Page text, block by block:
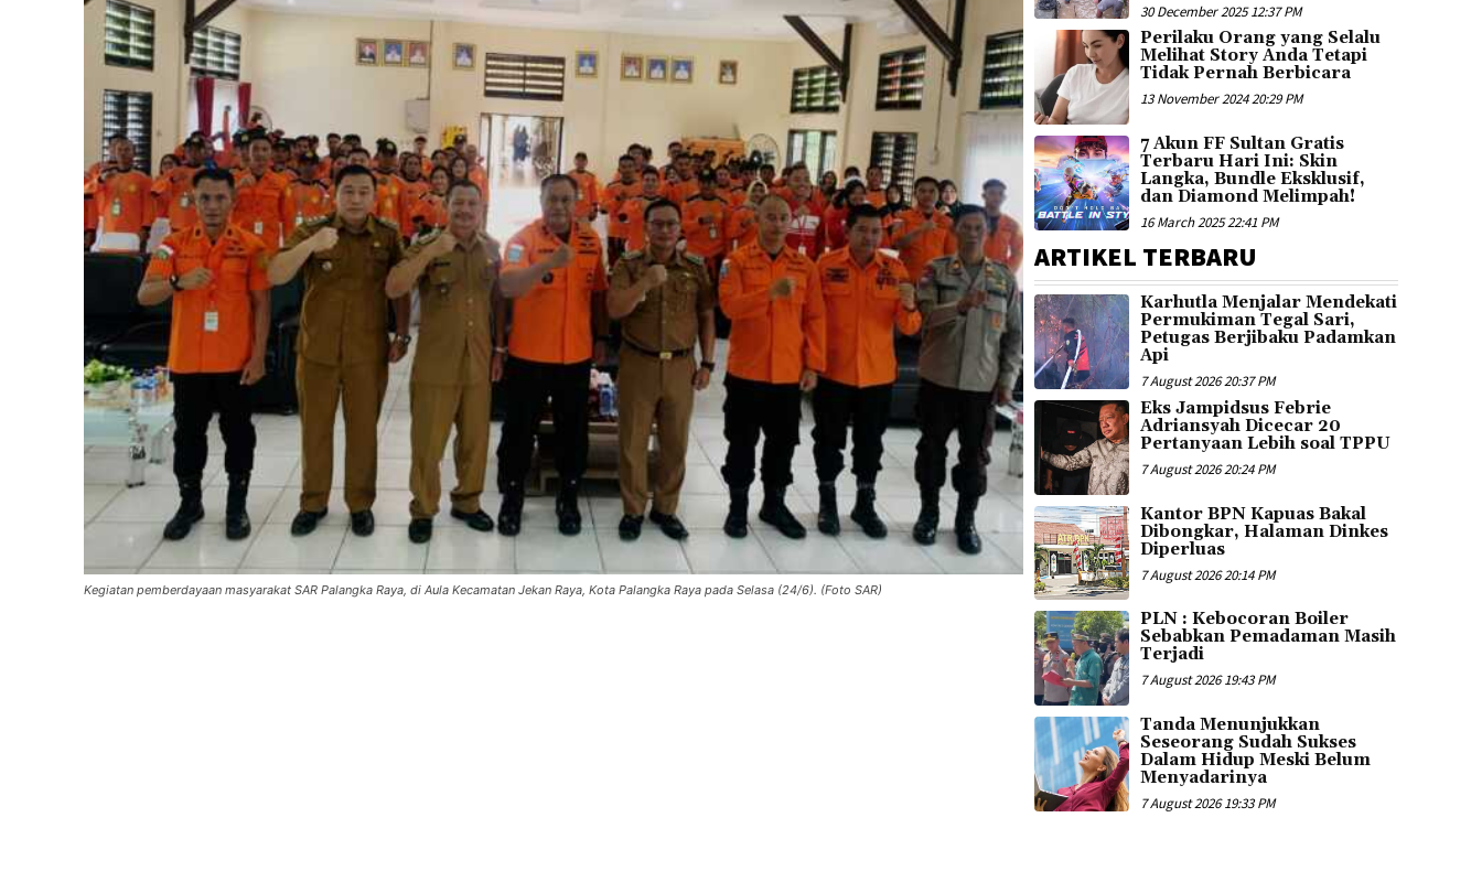
Kegiatan pemberdayaan masyarakat SAR Palangka Raya, di Aula Kecamatan Jekan Raya, Kota Palangka Raya pada Selasa (24/6). (Foto SAR)
30 December 2025 12:37 PM
Perilaku Orang yang Selalu
Melihat Story Anda Tetapi
Tidak Pernah Berbicara
13 November 2024 20:29 PM
7 Akun FF Sultan Gratis
Terbaru Hari Ini: Skin
Langka, Bundle Eksklusif,
dan Diamond Melimpah!
16 March 2025 22:41 PM
ARTIKEL TERBARU
Karhutla Menjalar Mendekati
Permukiman Tegal Sari,
Petugas Berjibaku Padamkan
Api
7 August 2026 20:37 PM
Eks Jampidsus Febrie
Adriansyah Dicecar 20
Pertanyaan Lebih soal TPPU
7 August 2026 20:24 PM
Kantor BPN Kapuas Bakal
Dibongkar, Halaman Dinkes
Diperluas
7 August 2026 20:14 PM
PLN : Kebocoran Boiler
Sebabkan Pemadaman Masih
Terjadi
7 August 2026 19:43 PM
Tanda Menunjukkan
Seseorang Sudah Sukses
Dalam Hidup Meski Belum
Menyadarinya
7 August 2026 19:33 PM